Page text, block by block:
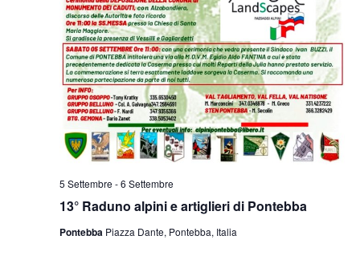
13° Raduno alpini e artiglieri di Pontebba
5 Settembre -6 Settembre
Pontebba Piazza Dante, Pontebba, Italia